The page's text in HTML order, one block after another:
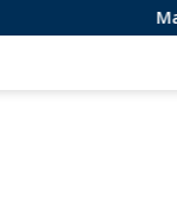
Maxim Perkuat